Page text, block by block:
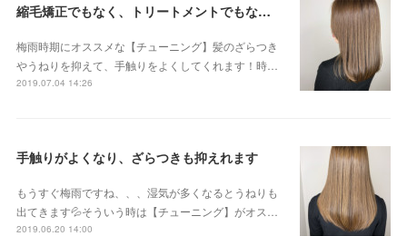
縮毛矯正でもなく、トリートメントでもない 新感覚のストリートメントです😊
梅雨時期にオススメな【チューニング】髪のざらつき
やうねりを抑えて、手触りをよくしてくれます！時…
2019.07.04 14:26
手触りがよくなり、ざらつきも抑えれます
もうすぐ梅雨ですね、、、湿気が多くなるとうねりも
出てきます💦そういう時は【チューニング】がオス…
2019.06.20 14:00